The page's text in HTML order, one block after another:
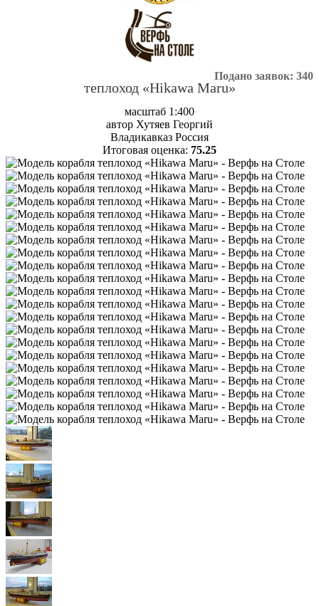
Подано заявок: 340
теплоход «Hikawa Maru»
масштаб 1:400
автор Хутяев Георгий
Владикавказ Россия
Итоговая оценка: 75.25